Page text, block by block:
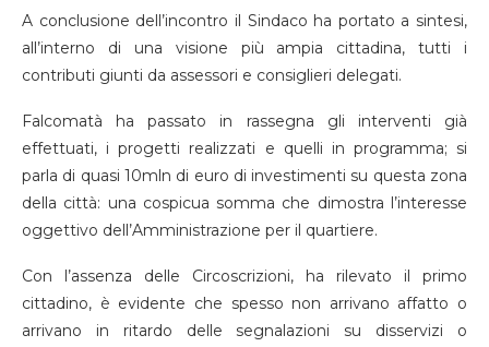
A conclusione dell’incontro il Sindaco ha portato a sintesi,
all’interno di una visione più ampia cittadina, tutti i
contributi giunti da assessori e consiglieri delegati.
Falcomatà ha passato in rassegna gli interventi già
effettuati, i progetti realizzati e quelli in programma; si
parla di quasi 10mln di euro di investimenti su questa zona
della città: una cospicua somma che dimostra l’interesse
oggettivo dell’Amministrazione per il quartiere.
Con l’assenza delle Circoscrizioni, ha rilevato il primo
cittadino, è evidente che spesso non arrivano affatto o
arrivano in ritardo delle segnalazioni su disservizi o